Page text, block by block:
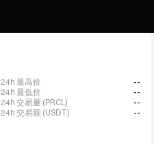
24h 最高价
--
24h 最低价
--
24h 交易量 (PRCL)
--
24h 交易额 (USDT)
--